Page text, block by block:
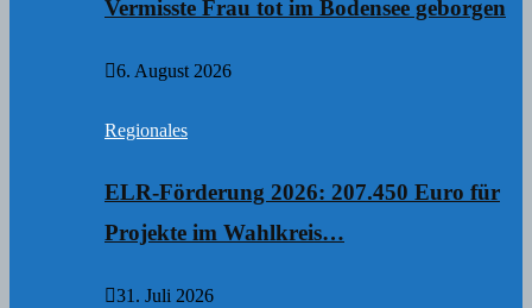
Vermisste Frau tot im Bodensee geborgen
6. August 2026
Regionales
ELR-Förderung 2026: 207.450 Euro für
Projekte im Wahlkreis…
31. Juli 2026